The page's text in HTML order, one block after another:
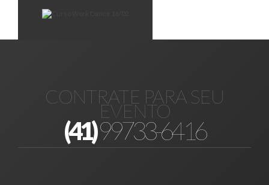
CONTRATE PARA SEU
EVENTO
(41)99733-6416